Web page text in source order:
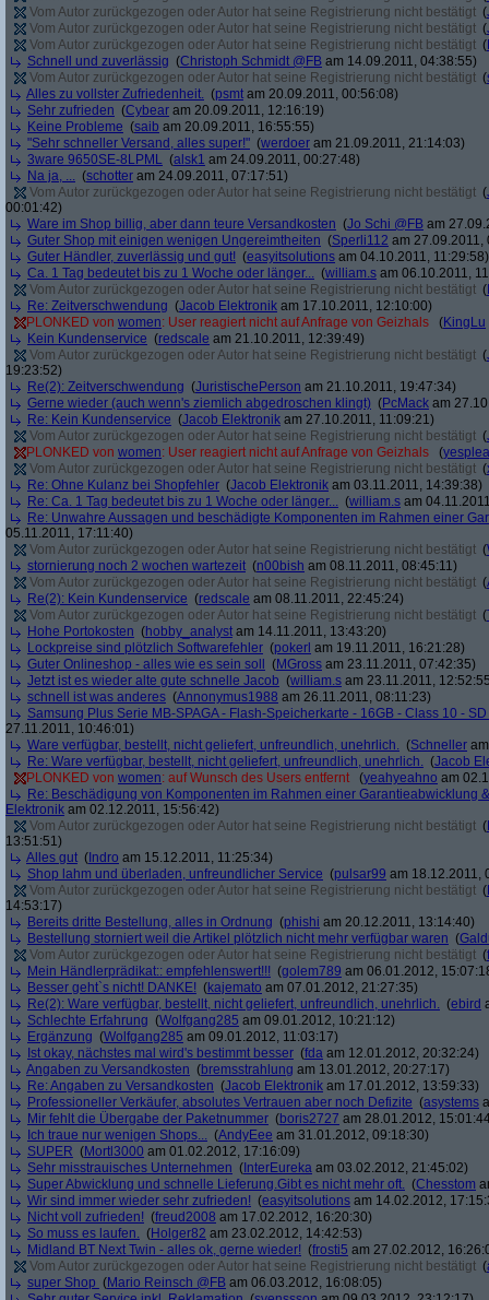
Vom Autor zurückgezogen oder Autor hat seine Registrierung nicht bestätigt (
Vom Autor zurückgezogen oder Autor hat seine Registrierung nicht bestätigt (
Vom Autor zurückgezogen oder Autor hat seine Registrierung nicht bestätigt (
Schnell und zuverlässig (Christoph Schmidt @FB am 14.09.2011, 04:38:55)
Vom Autor zurückgezogen oder Autor hat seine Registrierung nicht bestätigt (
Alles zu vollster Zufriedenheit. (psmt am 20.09.2011, 00:56:08)
Sehr zufrieden (Cybear am 20.09.2011, 12:16:19)
Keine Probleme (saib am 20.09.2011, 16:55:55)
"Sehr schneller Versand, alles super!" (werdoer am 21.09.2011, 21:14:03)
3ware 9650SE-8LPML (alsk1 am 24.09.2011, 00:27:48)
Na ja, ... (schotter am 24.09.2011, 07:17:51)
Vom Autor zurückgezogen oder Autor hat seine Registrierung nicht bestätigt (
00:01:42)
Ware im Shop billig, aber dann teure Versandkosten (Jo Schi @FB am
Guter Shop mit einigen wenigen Ungereimtheiten (Sperli112 am 27.09.2011,
Guter Händler, zuverlässig und gut! (easyitsolutions am 04.10.2011, 11:29:58)
Ca. 1 Tag bedeutet bis zu 1 Woche oder länger... (william.s am 06.10.2011,
Vom Autor zurückgezogen oder Autor hat seine Registrierung nicht bestätigt (
Re: Zeitverschwendung (Jacob Elektronik am 17.10.2011, 12:10:00)
PLONKED von women: User reagiert nicht auf Anfrage von Geizhals (KingLu
Kein Kundenservice (redscale am 21.10.2011, 12:39:49)
Vom Autor zurückgezogen oder Autor hat seine Registrierung nicht bestätigt (
19:23:52)
Re(2): Zeitverschwendung (JuristischePerson am 21.10.2011, 19:47:34)
Gerne wieder (auch wenn's ziemlich abgedroschen klingt) (PcMack am
Re: Kein Kundenservice (Jacob Elektronik am 27.10.2011, 11:09:21)
Vom Autor zurückgezogen oder Autor hat seine Registrierung nicht bestätigt (
PLONKED von women: User reagiert nicht auf Anfrage von Geizhals (
Vom Autor zurückgezogen oder Autor hat seine Registrierung nicht bestätigt (
Re: Ohne Kulanz bei Shopfehler (Jacob Elektronik am 03.11.2011, 14:39:38)
Re: Ca. 1 Tag bedeutet bis zu 1 Woche oder länger... (william.s am
Re: Unwahre Aussagen und beschädigte Komponenten im Rahmen einer
05.11.2011, 17:11:40)
Vom Autor zurückgezogen oder Autor hat seine Registrierung nicht bestätigt (
stornierung noch 2 wochen wartezeit (n00bish am 08.11.2011, 08:45:11)
Vom Autor zurückgezogen oder Autor hat seine Registrierung nicht bestätigt (
Re(2): Kein Kundenservice (redscale am 08.11.2011, 22:45:24)
Vom Autor zurückgezogen oder Autor hat seine Registrierung nicht bestätigt (
Hohe Portokosten (hobby_analyst am 14.11.2011, 13:43:20)
Lockpreise sind plötzlich Softwarefehler (pokerl am 19.11.2011, 16:21:28)
Guter Onlineshop - alles wie es sein soll
(MGross am 23.11.2011, 07:42:35)
Jetzt ist es wieder alte gute schnelle Jacob (william.s am 23.11.2011,
schnell ist was anderes (Annonymus1988 am 26.11.2011, 08:11:23)
Samsung Plus Serie MB-SPAGA - Flash-Speicherkarte - 16GB - Class 10 -
27.11.2011, 10:46:01)
Ware verfügbar, bestellt, nicht geliefert, unfreundlich, unehrlich. (Schneller
Re: Ware verfügbar, bestellt, nicht geliefert, unfreundlich, unehrlich. (Jacob
PLONKED von women: auf Wunsch des Users entfernt (yeahyeahno am
Re: Beschädigung von Komponenten im Rahmen einer Garantieabwicklung
Elektronik am 02.12.2011, 15:56:42)
Vom Autor zurückgezogen oder Autor hat seine Registrierung nicht bestätigt (
13:51:51)
Alles gut ( Indro am 15.12.2011, 11:25:34)
Shop lahm und überladen, unfreundlicher Service (pulsar99 am 18.12.2011,
Vom Autor zurückgezogen oder Autor hat seine Registrierung nicht bestätigt (
14:53:17)
Bereits dritte Bestellung, alles in Ordnung (phishi am 20.12.2011, 13:14:40)
Bestellung storniert weil die Artikel plötzlich nicht mehr verfügbar waren (
Vom Autor zurückgezogen oder Autor hat seine Registrierung nicht bestätigt (
Mein Händlerprädikat:: empfehlenswert!!! (golem789 am 06.01.2012,
Besser geht`s nicht! DANKE! (kajemato am 07.01.2012, 21:27:35)
Re(2): Ware verfügbar, bestellt, nicht geliefert, unfreundlich, unehrlich. (ebird
Schlechte Erfahrung (Wolfgang285 am 09.01.2012, 10:21:12)
Ergänzung (Wolfgang285 am 09.01.2012, 11:03:17)
Ist okay, nächstes mal wird's bestimmt besser (fda am 12.01.2012, 20:32:24)
Angaben zu Versandkosten (bremsstrahlung am 13.01.2012, 20:27:17)
Re: Angaben zu Versandkosten (Jacob Elektronik am 17.01.2012, 13:59:33)
Professioneller Verkäufer, absolutes Vertrauen aber noch Defizite (asystems
Mir fehlt die Übergabe der Paketnummer (boris2727 am 28.01.2012,
Ich traue nur wenigen Shops... (AndyEee am 31.01.2012, 09:18:30)
SUPER (Mortl3000 am 01.02.2012, 17:16:09)
Sehr misstrauisches Unternehmen ( InterEureka am 03.02.2012, 21:45:02)
Super Abwicklung und schnelle Lieferung.Gibt es nicht mehr oft. (Chesstom
Wir sind immer wieder sehr zufrieden! (easyitsolutions am 14.02.2012,
Nicht voll zufrieden! (freud2008 am 17.02.2012, 16:20:30)
So muss es laufen. (Holger82 am 23.02.2012, 14:42:53)
Midland BT Next Twin - alles ok, gerne wieder! (frosti5 am 27.02.2012,
Vom Autor zurückgezogen oder Autor hat seine Registrierung nicht bestätigt (
super Shop (Mario Reinsch @FB am 06.03.2012, 16:08:05)